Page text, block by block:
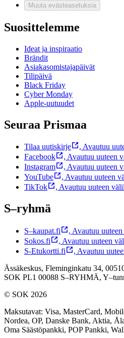
Muuta evästeasetuksia
Suosittelemme
Ideat ja inspiraatio
Brändit
Asiakasomistajapäivät
Tilipäivä
Black Friday
Cyber Monday
Apple-uutuudet
Seuraa Prismaa
Tilaa uutiskirje , Avautuu
Facebook
, Avautuu uuteen
Instagram
, Avautuu uuteen
YouTube
, Avautuu uuteen
TikTok
, Avautuu uuteen
S–ryhmä
S–kaupat.fi , Avautuu
Sokos.fi
, Avautuu uuteen
S-Etukortti.fi
, Avautuu
Ässäkeskus, Fleminginkatu 34,
SOK PL1 00088 S–RYHMÄ,
© SOK 2026
Maksutavat: Visa, MasterCard,
Nordea, OP, Danske Bank, Aktia,
Oma Säästöpankki, POP Pankki,